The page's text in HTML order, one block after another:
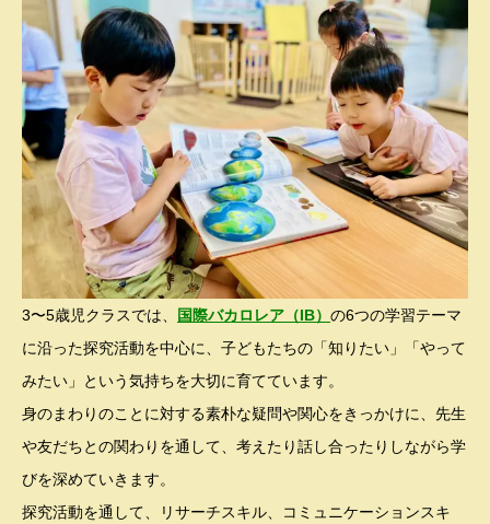
3〜5歳児クラスでは、 国際バカロレア（IB） の6つの学習テーマ
に沿った探究活動を中心に、子どもたちの「知りたい」「やって
みたい」という気持ちを大切に育てています。
身のまわりのことに対する素朴な疑問や関心をきっかけに、先生
や友だちとの関わりを通して、考えたり話し合ったりしながら学
びを深めていきます。
探究活動を通して、リサーチスキル、コミュニケーションスキ